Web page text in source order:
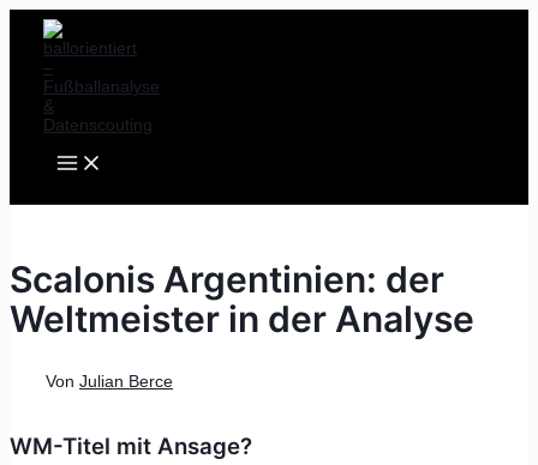
Zum
Inhalt
springen
MENU
Scalonis Argentinien: der
Weltmeister in der Analyse
Von Julian Berce
WM-Titel mit Ansage?
Post
navigation